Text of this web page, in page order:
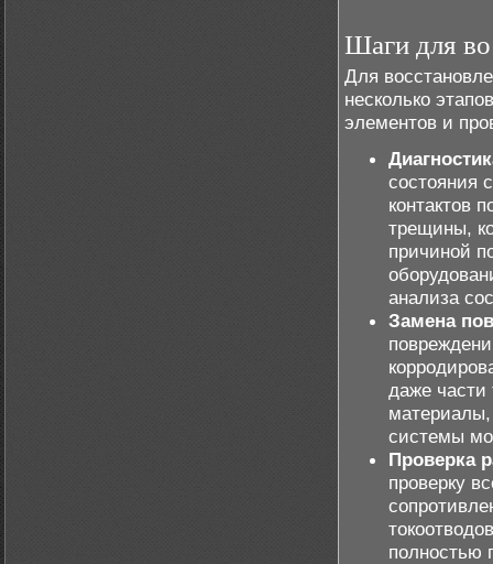
Шаги для
Для
несколько
элементов и
состояния
контактов
трещины,
причиной
анализа
Замена
даже части
системы
Проверка
проверку
полностью